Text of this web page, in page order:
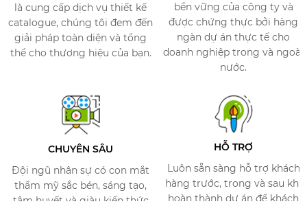
là cung cấp dịch vụ thiết kế
catalogue, chúng tôi đem đến
giải pháp toàn diện và tổng
thể cho thương hiệu của bạn.​
bền vững của công ty và
được chứng thực bởi hàng
ngàn dự án thực tế cho
doanh nghiệp trong và ngoài
nước.
CHUYÊN SÂU​
Đội ngũ nhân sự có con mắt
thẩm mỹ sắc bén, sáng tạo,
tâm huyết và giàu kiến thức
HỖ TRỢ​
Luôn sẵn sàng hỗ trợ khách
hàng trước, trong và sau khi
hoàn thành dự án để khách